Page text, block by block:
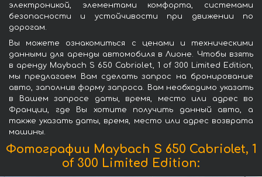
электроникой, элементами комфорта, системами
безопасности и устойчивости при движении по
дорогам.
Вы можете ознакомиться с ценами и техническими
данными для аренды автомобиля в Лионе. Чтобы взять
в аренду Maybach S 650 Cabriolet, 1 of 300 Limited Edition,
мы предлагаем Вам сделать запрос на бронирование
авто, заполнив форму запроса. Вам необходимо указать
в Вашем запросе даты, время, место или адрес во
Франции, где Вы хотите получить данный авто, а
также указать даты, время, место или адрес возврата
машины.
Фотографии Maybach S 650 Cabriolet, 1
of 300 Limited Edition: